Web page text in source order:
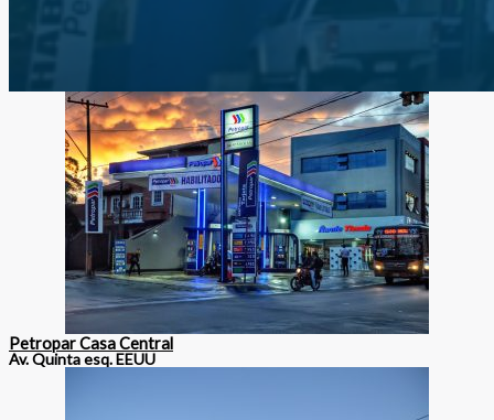
Petropar Casa Central
Av. Quinta esq. EEUU